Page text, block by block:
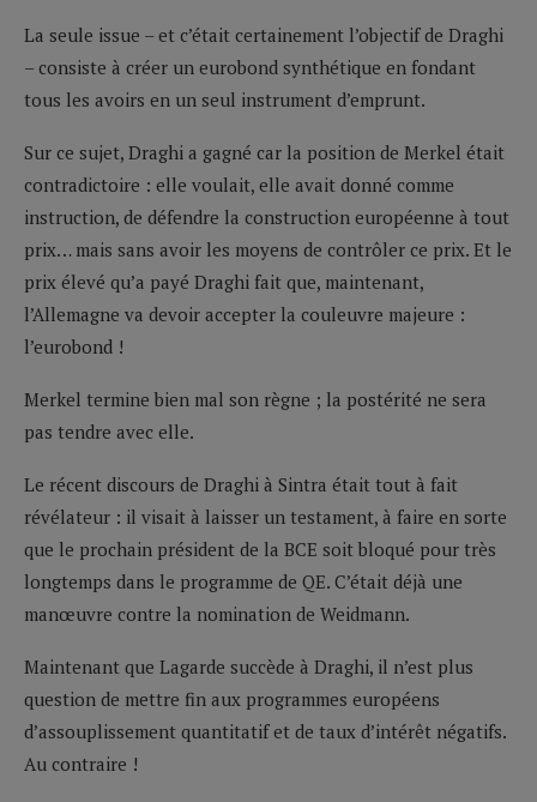
La seule issue – et c’était certainement l’objectif de Draghi
– consiste à créer un eurobond synthétique en fondant
tous les avoirs en un seul instrument d’emprunt.
Sur ce sujet, Draghi a gagné car la position de Merkel était
contradictoire : elle voulait, elle avait donné comme
instruction, de défendre la construction européenne à tout
prix… mais sans avoir les moyens de contrôler ce prix. Et le
prix élevé qu’a payé Draghi fait que, maintenant,
l’Allemagne va devoir accepter la couleuvre majeure :
l’eurobond !
Merkel termine bien mal son règne ; la postérité ne sera
pas tendre avec elle.
Le récent discours de Draghi à Sintra était tout à fait
révélateur : il visait à laisser un testament, à faire en sorte
que le prochain président de la BCE soit bloqué pour très
longtemps dans le programme de QE. C’était déjà une
manœuvre contre la nomination de Weidmann.
Maintenant que Lagarde succède à Draghi, il n’est plus
question de mettre fin aux programmes européens
d’assouplissement quantitatif et de taux d’intérêt négatifs.
Au contraire !